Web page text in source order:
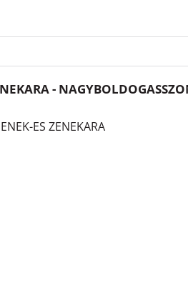
-
ES ZENEKARA